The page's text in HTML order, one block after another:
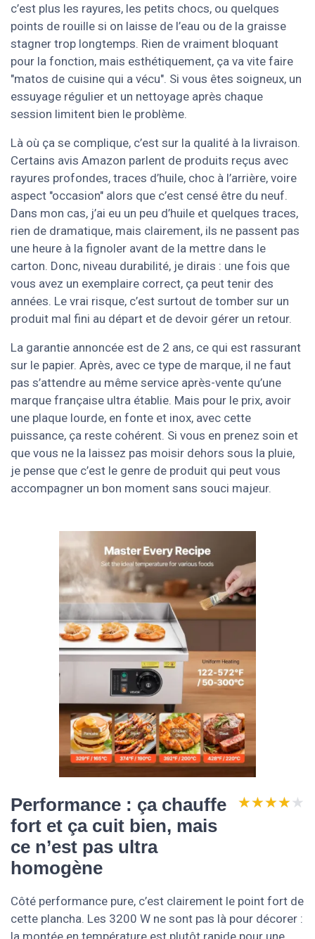
c’est plus les rayures, les petits chocs, ou quelques
points de rouille si on laisse de l’eau ou de la graisse
stagner trop longtemps. Rien de vraiment bloquant
pour la fonction, mais esthétiquement, ça va vite faire
"matos de cuisine qui a vécu". Si vous êtes soigneux, un
essuyage régulier et un nettoyage après chaque
session limitent bien le problème.
Là où ça se complique, c’est sur la qualité à la livraison.
Certains avis Amazon parlent de produits reçus avec
rayures profondes, traces d’huile, choc à l’arrière, voire
aspect "occasion" alors que c’est censé être du neuf.
Dans mon cas, j’ai eu un peu d’huile et quelques traces,
rien de dramatique, mais clairement, ils ne passent pas
une heure à la fignoler avant de la mettre dans le
carton. Donc, niveau durabilité, je dirais : une fois que
vous avez un exemplaire correct, ça peut tenir des
années. Le vrai risque, c’est surtout de tomber sur un
produit mal fini au départ et de devoir gérer un retour.
La garantie annoncée est de 2 ans, ce qui est rassurant
sur le papier. Après, avec ce type de marque, il ne faut
pas s’attendre au même service après-vente qu’une
marque française ultra établie. Mais pour le prix, avoir
une plaque lourde, en fonte et inox, avec cette
puissance, ça reste cohérent. Si vous en prenez soin et
que vous ne la laissez pas moisir dehors sous la pluie,
je pense que c’est le genre de produit qui peut vous
accompagner un bon moment sans souci majeur.
Performance : ça chauffe
fort et ça cuit bien, mais
ce n’est pas ultra
homogène
★★★★★
★★★★★
Côté performance pure, c’est clairement le point fort de
cette plancha. Les 3200 W ne sont pas là pour décorer :
la montée en température est plutôt rapide pour une